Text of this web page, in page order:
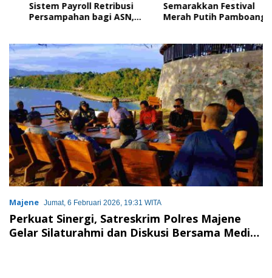
Sistem Payroll Retribusi
Persampahan bagi ASN,
Semarakkan Festival
Merah Putih Pamboang,
Tanah Air
Majene Jumat, 6 Februari 2026, 19:31 WITA
Perkuat Sinergi, Satreskrim Polres Majene
Gelar Silaturahmi dan Diskusi Bersama Media